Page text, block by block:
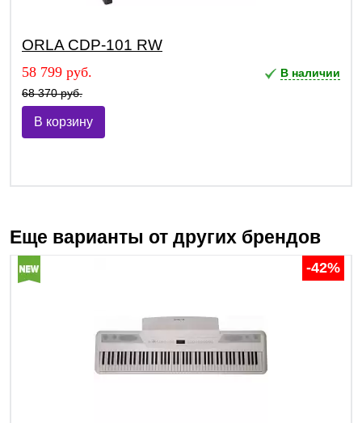
ORLA CDP-101 RW
58 799 руб.
68 370 руб.
В наличии
В корзину
Еще варианты от других брендов
-42%